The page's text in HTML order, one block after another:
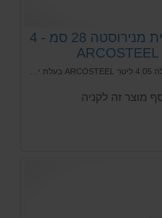
מסננת איכותית מנירוסטה 28 סמ - 4
מוצר זה לקניה